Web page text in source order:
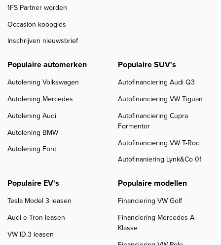
1FS Partner worden
Occasion koopgids
Inschrijven nieuwsbrief
Populaire automerken
Autolening Volkswagen
Autolening Mercedes
Autolening Audi
Autolening BMW
Autolening Ford
Populaire SUV's
Autofinanciering Audi Q3
Autofinanciering VW Tiguan
Autofinanciering Cupra
Formentor
Autofinanciering VW T-Roc
Autofinaniering Lynk&Co 01
Populaire EV's
Tesla Model 3 leasen
Audi e-Tron leasen
VW ID.3 leasen
Populaire modellen
Financiering VW Golf
Financiering Mercedes A
Klasse